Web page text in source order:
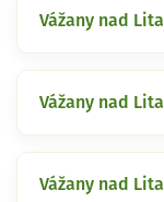
Vážany nad
Vážany nad
Vážany nad